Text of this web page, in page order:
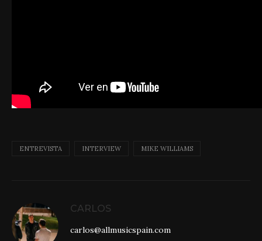
ENTREVISTA INTERVIEW MIKE WILLIAMS
CARLOS
carlos@allmusicspain.com